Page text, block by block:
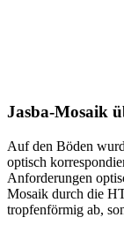
Jasba-Mosaik
Auf den Böden
optisch
Anforderungen
Mosaik durch die
tropfenförmig ab,